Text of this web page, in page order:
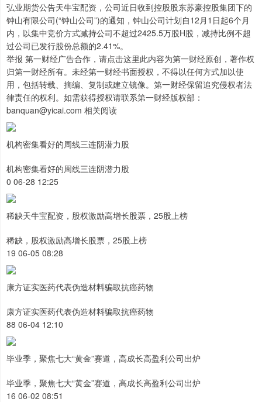
弘业期货公告天牛宝配资，公司近日收到控股股东苏豪控股集团下的
钟山有限公司(“钟山公司”)的通知，钟山公司计划自12月1日起6个月
内，以集中竞价方式减持公司不超过2425.5万股H股，减持比例不超
过公司已发行股份总额的2.41%。
举报 第一财经广告合作，请点击这里此内容为第一财经原创，著作权
归第一财经所有。未经第一财经书面授权，不得以任何方式加以使
用，包括转载、摘编、复制或建立镜像。第一财经保留追究侵权者法
律责任的权利。如需获得授权请联系第一财经版权部：
banquan@yicai.com 相关阅读
机构密集看好的周线三连阴潜力股
机构密集看好的周线三连阴潜力股
0 06-28 12:25
稀缺天牛宝配资，股权激励高增长股票，25股上榜
稀缺，股权激励高增长股票，25股上榜
19 06-05 08:28
康方证实医药代表伪造材料骗取抗癌药物
康方证实医药代表伪造材料骗取抗癌药物
88 06-04 12:10
毕业季，聚焦七大“黄金”赛道，高成长高盈利公司出炉
毕业季，聚焦七大“黄金”赛道，高成长高盈利公司出炉
16 06-02 08:51